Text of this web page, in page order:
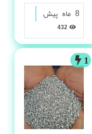
8 ماه پیش
1